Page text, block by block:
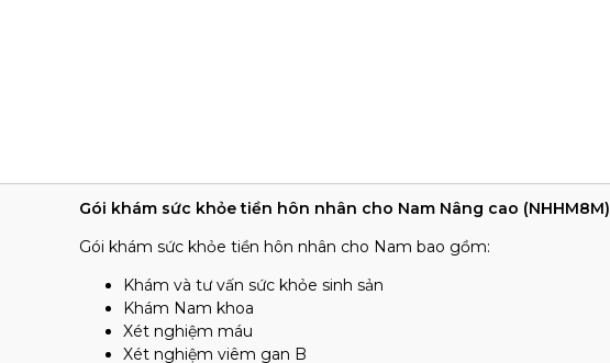
Gói khám sức khỏe tiền hôn nhân cho Nam Nâng cao (NHHM8M)
Gói khám sức khỏe tiền hôn nhân cho Nam bao gồm:
Khám và tư vấn sức khỏe sinh sản
Khám Nam khoa
Xét nghiệm máu
Xét nghiệm viêm gan B